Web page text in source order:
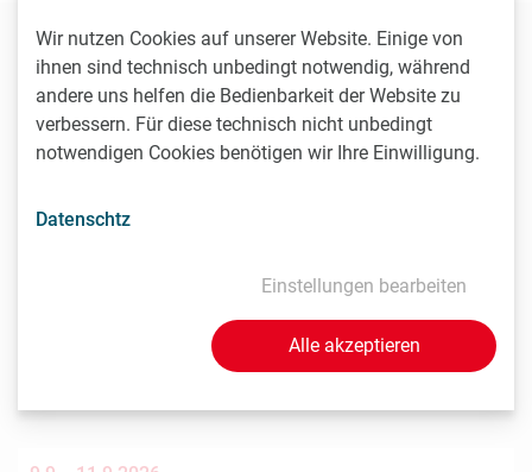
Diese Veranstaltungen könnten Sie auch
interessieren
8.9. -9.9.2026
Nordic Life Science Days 2026: 15% LISA discount
Nordic Life Science Days is the largest life science
partnering event in the Nordics. NLSDays gathers big
Wir nutzen Cookies auf unserer Website. Einige von
ihnen sind technisch unbedingt notwendig, während
andere uns helfen die Bedienbarkeit der Website zu
verbessern. Für diese technisch nicht unbedingt
notwendigen Cookies benötigen wir Ihre Einwilligung.
Datenschtz
Einstellungen bearbeiten
Alle akzeptieren